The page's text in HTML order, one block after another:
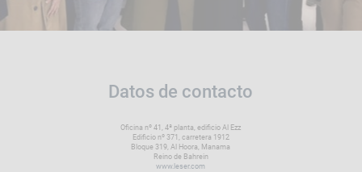
Datos de contacto
Oficina nº 41, 4ª planta, edificio Al Ezz
Edificio nº 371, carretera 1912
Bloque 319, Al Hoora, Manama
Reino de Bahrein
www.leser.com